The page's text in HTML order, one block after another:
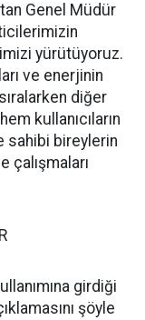
Genel Müdür
yürütüyoruz.
ve enerjinin
diğer
kullanıcıların
sahibi bireylerin
çalışmaları
girdiği
şöyle